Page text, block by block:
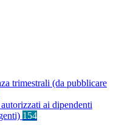
trimestrali (da pubblicare
ai dipendenti
154